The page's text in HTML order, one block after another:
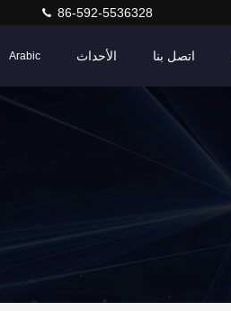
86-592-5536328
اتصل بنا الأحداث Arabic